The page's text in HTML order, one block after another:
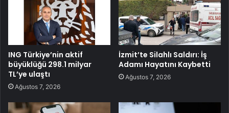
ING Türkiye’nin aktif
büyüklüğü 298.1 milyar
TL’ye ulaştı
Ağustos 7, 2026
İzmit’te Silahlı Saldırı: İş
Adamı Hayatını Kaybetti
Ağustos 7, 2026